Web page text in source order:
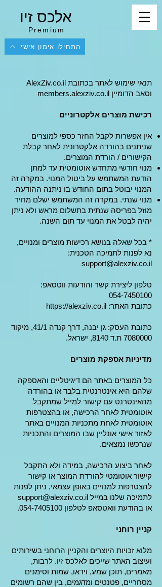
אלכס זיו
Premium
התחילו אימון אישי
תנאי שימוש לאתר בכתובת AlexZiv.co.il
וסאב הדומיין members.alexziv.co.il
רכישת מוצרים אלקטרוניים
אין אפשרות לקבל החזר כספי למוצרים
שניתנים בהורדה אלקטרונית לאחר קבלת
הקישורים / הורדת המוצרים.
מנוי חודשי מתחדש אוטומטית עד למתן
הודעת המשתמש על ביטול המנוי. במקרה זה
המנוי יבוטל בתום החודש בו ניתנה ההודעה.
מנוי שנתי. במקרה זה המשתמש ישלם מחיר
מוזל בפריסה שנתית בתשלום מראש ולא ניתן
יהיה לבטל את המנוי עד תום השנה.
* בכל שאלה בנושא רכישות מוצרים ומנויים,
נא לפנות לתמיכה הטכנית:
support@alexziv.co.il
טלפון ליצירת קשר והודעות ווטסאפ:
054-7450100
כתובת האתר: https://alexziv.co.il
כתובת העסק: גן יבנה, דרך קנדה 41/1, מיקוד
7080000 ת.ד 8140, ישראל.
מדיניות אספקת מוצרים
כל המוצרים באתר הם דיגיטליים והאספקה
שלהם היא אינטרנטית בלבד או בהורדה
מהאינטרנט עם קישור למייל שמתקבל
אוטומטית לאחר הרכישה, או בהצטרפות
אוטומטית לאחת מתכניות המנויים באתר
לאזור אישי אונליין שבו המוצרים והתכניות
שנרכשו נמצאים.
לאחר ביצוע הרכישה, במידה ולא התקבל
קישור אוטומטי להורדת המוצר או קישור
להצטרפות למנויים באופן עצמאי, ניתן לפנות
לתמיכה שלנו במייל support@alexziv.co.il
או בהודעת וואטסאפ לטלפון 054-7405100
.
קניין רוחני
מלוא זכויות היוצרים והקניין הרוחני בשירותים
ועיצוב האתר שייכים לאלכס זיו. לרבות,
מאמרים, תוכן שמע, וידאו, שמות וסימנים
מסחריים, פטנטים ומדגמים, בין שהם רשומים